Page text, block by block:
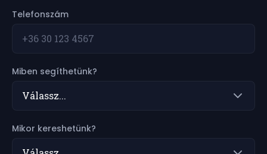
Telefonszám
Miben segíthetünk?
Mikor kereshetünk?